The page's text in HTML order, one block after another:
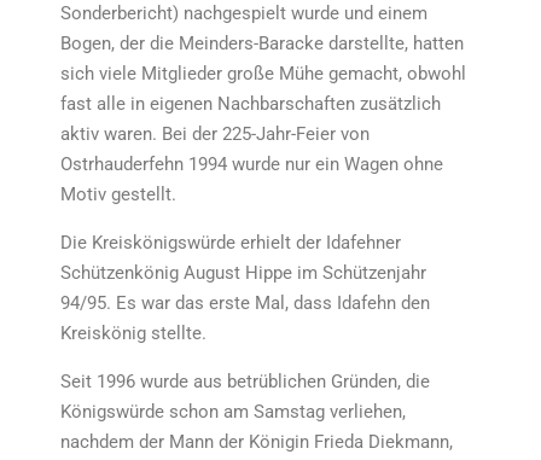
Sonderbericht) nachgespielt wurde und einem
Bogen, der die Meinders-Baracke darstellte, hatten
sich viele Mitglieder große Mühe gemacht, obwohl
fast alle in eigenen Nachbarschaften zusätzlich
aktiv waren. Bei der 225-Jahr-Feier von
Ostrhauderfehn 1994 wurde nur ein Wagen ohne
Motiv gestellt.
Die Kreiskönigswürde erhielt der Idafehner
Schützenkönig August Hippe im Schützenjahr
94/95. Es war das erste Mal, dass Idafehn den
Kreiskönig stellte.
Seit 1996 wurde aus betrüblichen Gründen, die
Königswürde schon am Samstag verliehen,
nachdem der Mann der Königin Frieda Diekmann,